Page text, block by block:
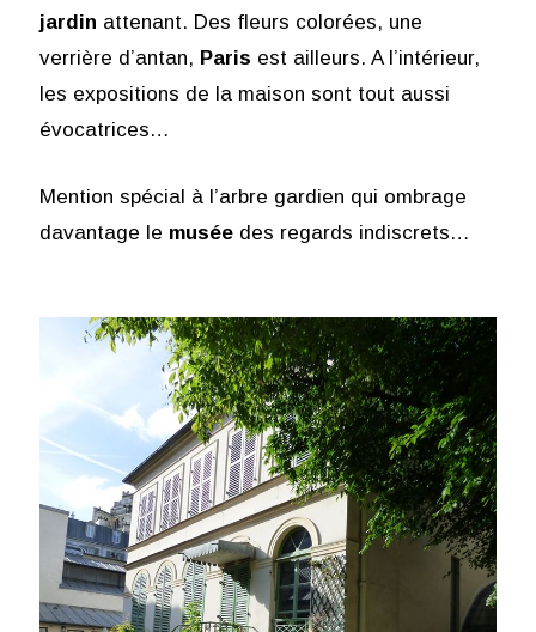
jardin attenant. Des fleurs colorées, une
verrière d’antan, Paris est ailleurs. A l’intérieur,
les expositions de la maison sont tout aussi
évocatrices…
Mention spécial à l’arbre gardien qui ombrage
davantage le muséedes regards indiscrets…